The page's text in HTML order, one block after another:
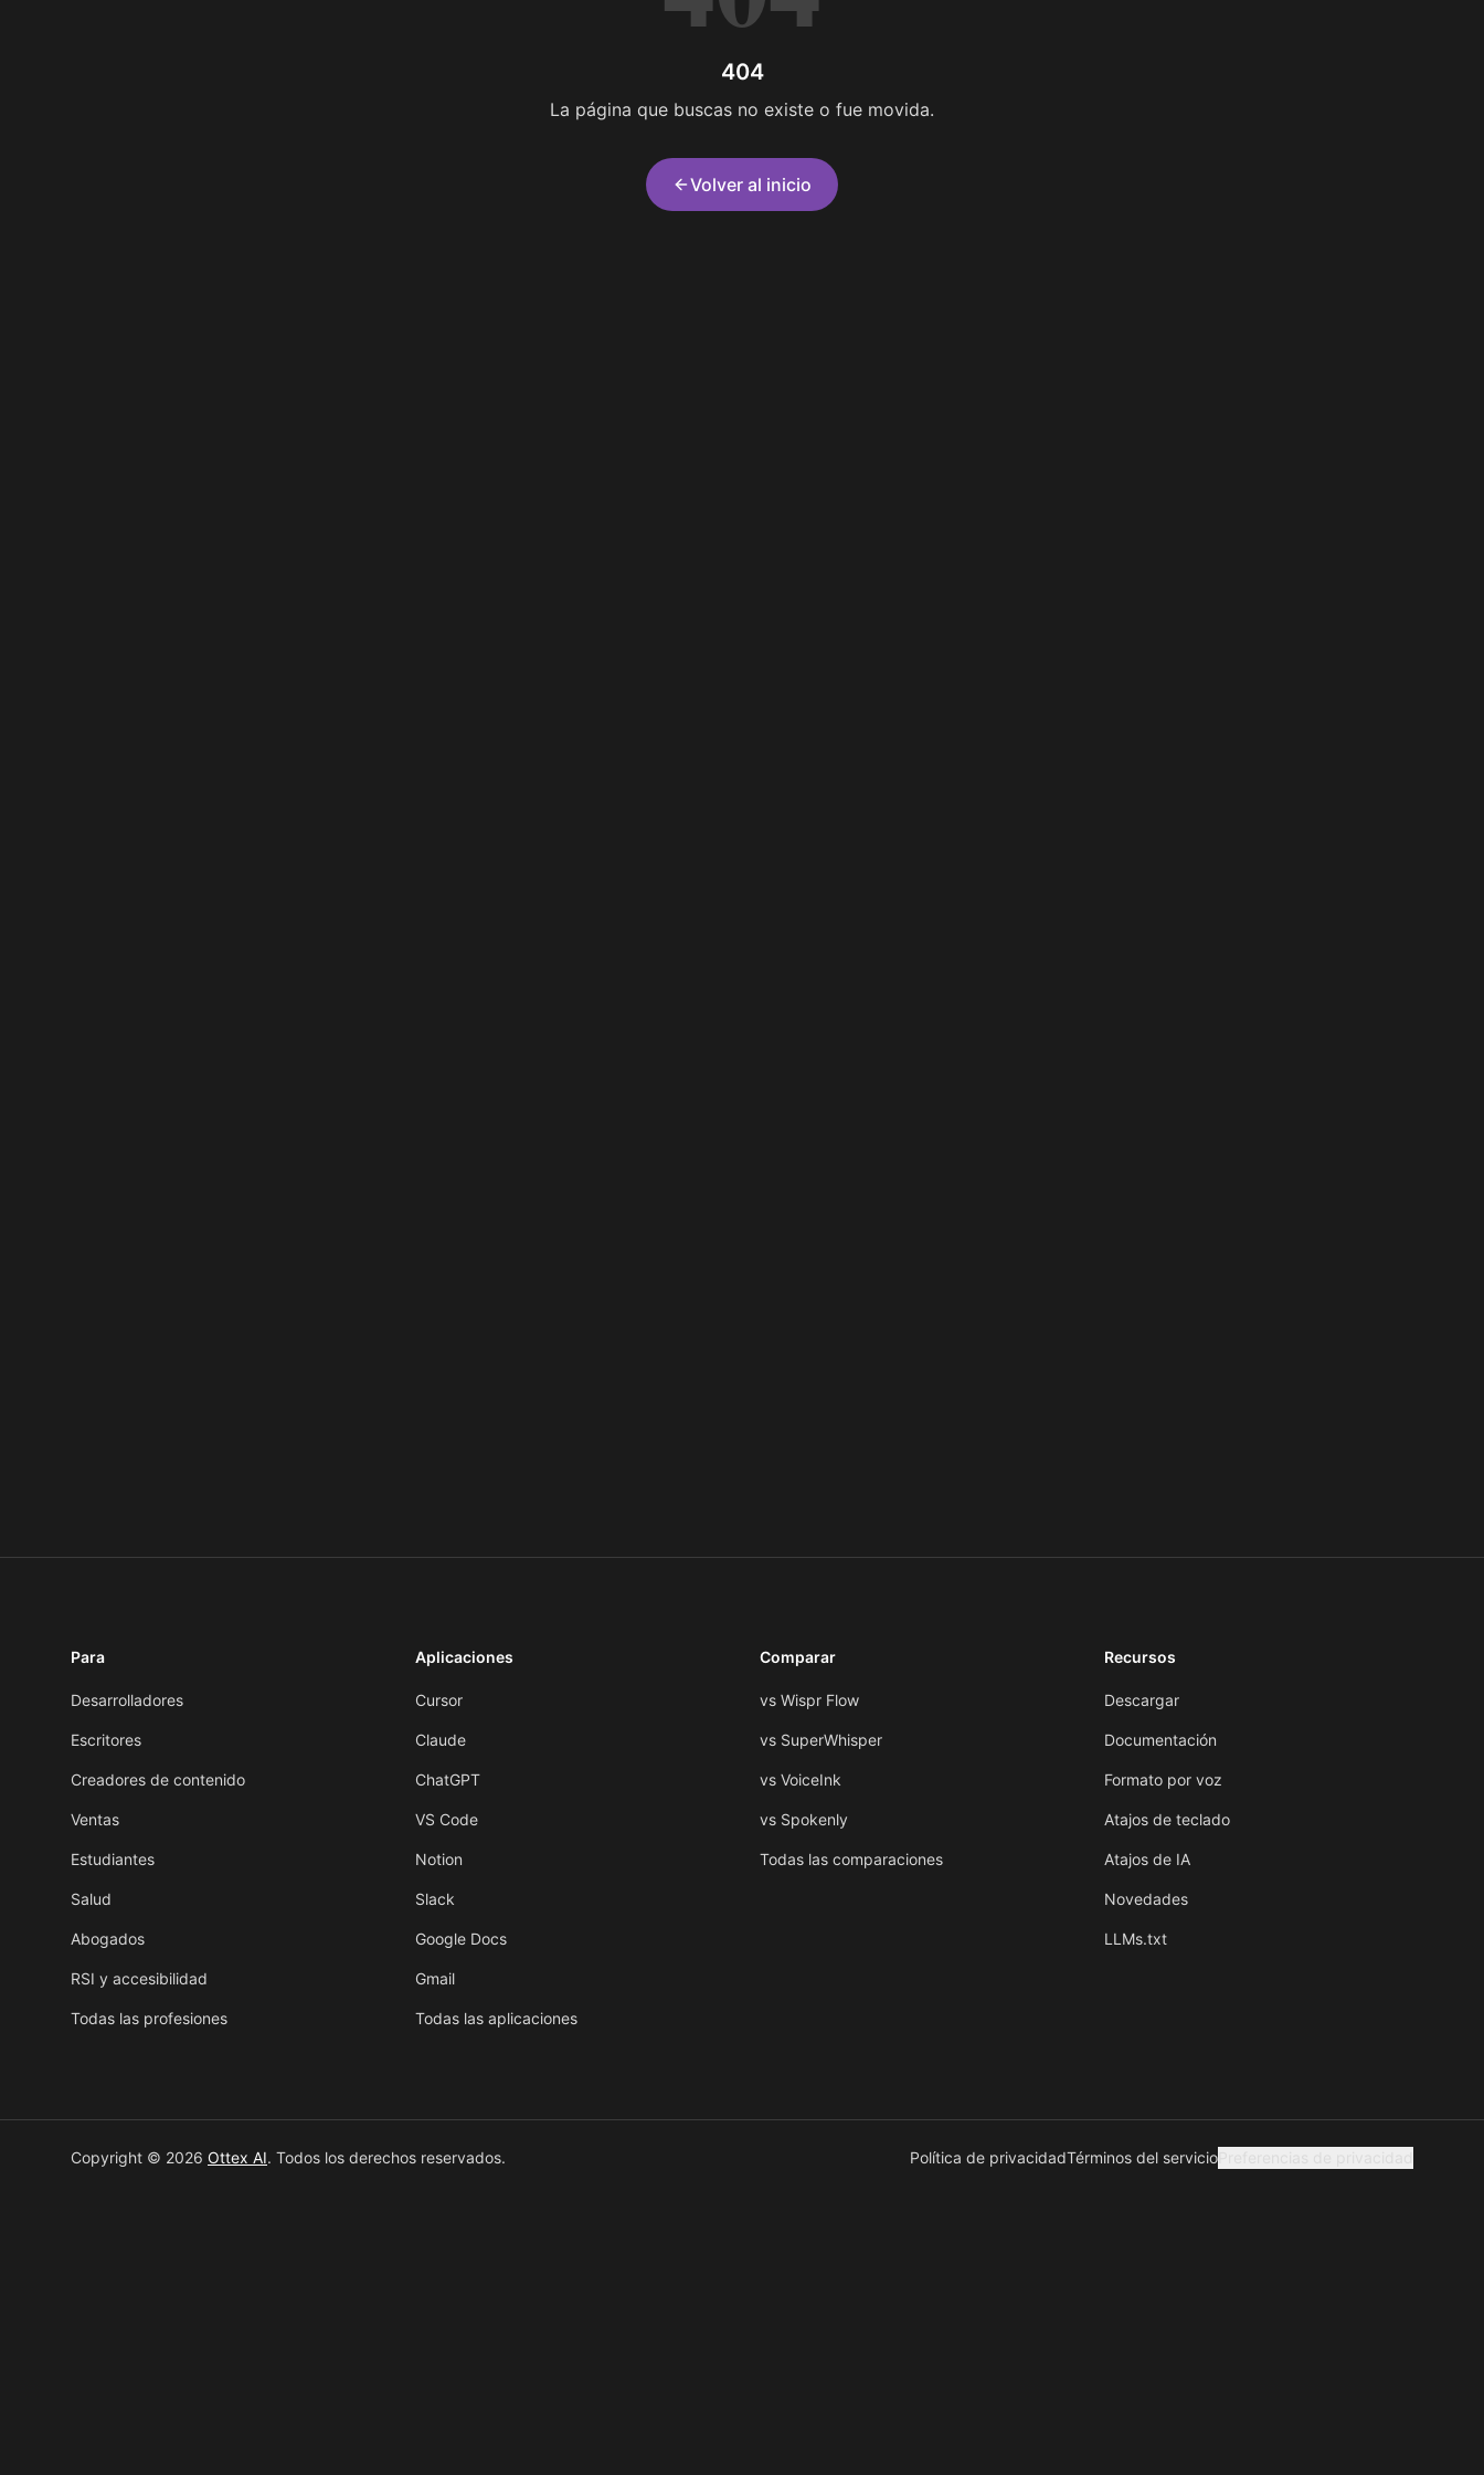
404
La página que buscas no existe o fue movida.
Volver al inicio
Para
Desarrolladores
Escritores
Creadores de contenido
Ventas
Estudiantes
Salud
Abogados
RSI y accesibilidad
Todas las profesiones
Aplicaciones
Cursor
Claude
ChatGPT
VS Code
Notion
Slack
Google Docs
Gmail
Todas las aplicaciones
Comparar
vs Wispr Flow
vs SuperWhisper
vs VoiceInk
vs Spokenly
Todas las comparaciones
Recursos
Descargar
Documentación
Formato por voz
Atajos de teclado
Atajos de IA
Novedades
LLMs.txt
Copyright © 2026 Ottex AI. Todos los derechos reservados. Política de privacidadTérminos del servicio